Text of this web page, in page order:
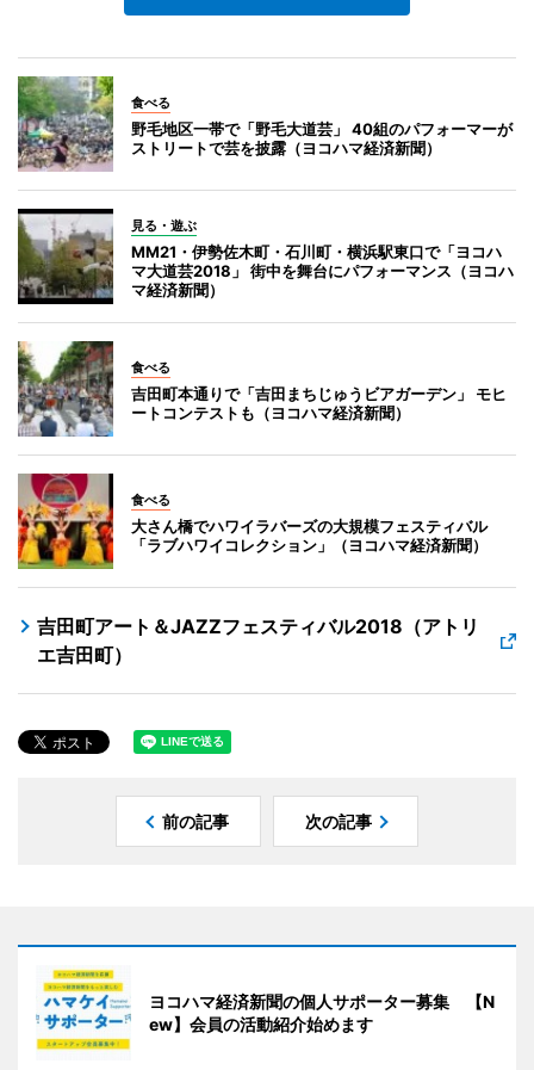
食べる
野毛地区一帯で「野毛大道芸」 40組のパフォーマーが
ストリートで芸を披露（ヨコハマ経済新聞）
見る・遊ぶ
MM21・伊勢佐木町・石川町・横浜駅東口で「ヨコハ
マ大道芸2018」 街中を舞台にパフォーマンス（ヨコハ
マ経済新聞）
食べる
吉田町本通りで「吉田まちじゅうビアガーデン」 モヒ
ートコンテストも（ヨコハマ経済新聞）
食べる
大さん橋でハワイラバーズの大規模フェスティバル
「ラブハワイコレクション」（ヨコハマ経済新聞）
吉田町アート＆JAZZフェスティバル2018（アトリ
エ吉田町）
前の記事 次の記事
ヨコハマ経済新聞の個人サポーター募集 【N
ew】会員の活動紹介始めます